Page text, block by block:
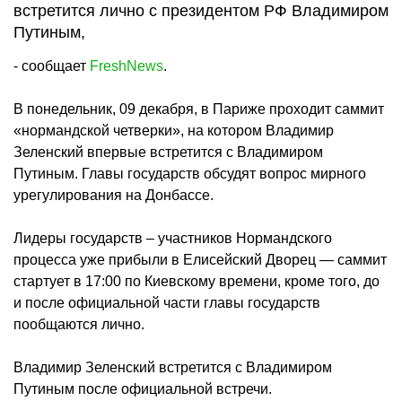
встретится лично с президентом РФ Владимиром
Путиным,
- сообщает FreshNews.
В понедельник, 09 декабря, в Париже проходит саммит
«нормандской четверки», на котором Владимир
Зеленский впервые встретится с Владимиром
Путиным. Главы государств обсудят вопрос мирного
урегулирования на Донбассе.
Лидеры государств – участников Нормандского
процесса уже прибыли в Елисейский Дворец — саммит
стартует в 17:00 по Киевскому времени, кроме того, до
и после официальной части главы государств
пообщаются лично.
Владимир Зеленский встретится с Владимиром
Путиным после официальной встречи.